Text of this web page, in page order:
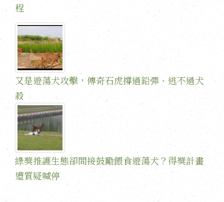
程
又是遊蕩犬攻擊，傳奇石虎撐過鉛彈、逃不過犬
殺
綠獎推護生態卻間接鼓勵餵食遊蕩犬？得獎計畫
遭質疑喊停